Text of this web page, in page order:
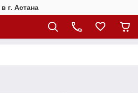
г. Астана